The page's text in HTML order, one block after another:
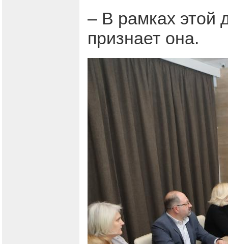
– В рамках этой
признает она.